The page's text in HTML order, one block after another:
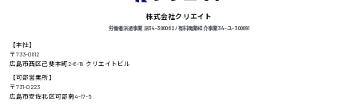
高知県
日給8000円〜
株式会社クリエイト
労働者派遣事業 派34-300062 / 有料職業紹介事業 34-ユ-300091
【本社】
〒733-0812
広島市西区己斐本町2-6-18 クリエイトビル
【可部営業所】
〒731-0223
広島市安佐北区可部南4-17-5